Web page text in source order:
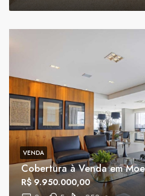
Cobertura à Venda em
R$ 9.950.000,00
VENDA